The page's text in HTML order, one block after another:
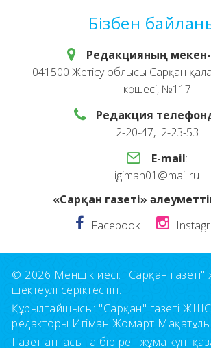
Бізбен
Редакцияның
041500 Жетісу облысы Сарқан
көшесі, №117
Редакция
2-20-47, 2-23-53
E-mail:
igiman01@mail.ru
«Сарқан газеті»
Facebook
© 2026 Меншік иесі: "Сарқан газеті"
шектеулі серіктестігі.
Құрылтайшысы: "Сарқан" газеті
редакторы Игіман Жомарт Мақатұлы
Газет аптасына бір рет жұма күні